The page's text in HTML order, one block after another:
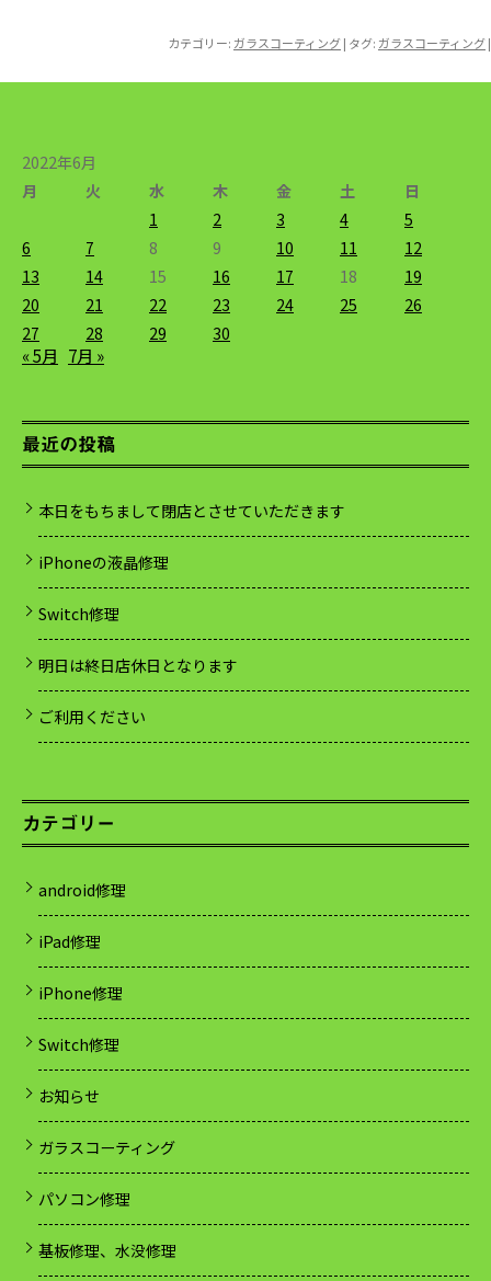
カテゴリー: ガラスコーティング| タグ: ガラスコーティング|
2022年6月
月
火 水 木 金 土
日
1
2 3 4
5
6
7 8 9 10 11
12
13
14 15 16 17 18
19
20
21 22 23 24 25
26
27
28 29 30
« 5月 7月 »
最近の投稿
本日をもちまして閉店とさせていただきます
iPhoneの液晶修理
Switch修理
明日は終日店休日となります
ご利用ください
カテゴリー
android修理
iPad修理
iPhone修理
Switch修理
お知らせ
ガラスコーティング
パソコン修理
基板修理、水没修理